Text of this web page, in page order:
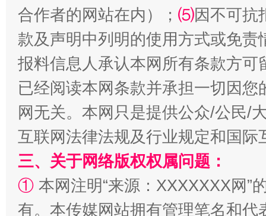
全民健身五年计划来了！等你上场
合作者的网站在内）； ⑸因不可抗
款及声明中列明的使用方式或免责
报料信息人承认本网所有条款方
已经阅读本网条款并承担一切因
网无关。本网只是提供公众/公民/
互联网法律法规及行业规定和国
三、关于网络版权权属问题：
① 本网注明“来源：XXXXXXX网”
有。本传媒网站拥有管理笔名和